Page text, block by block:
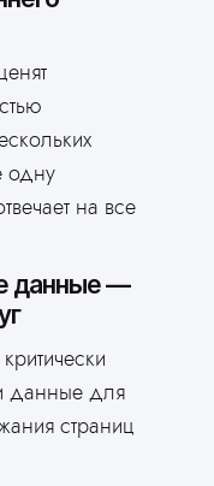
одну
на все
данные —
данные для
страниц